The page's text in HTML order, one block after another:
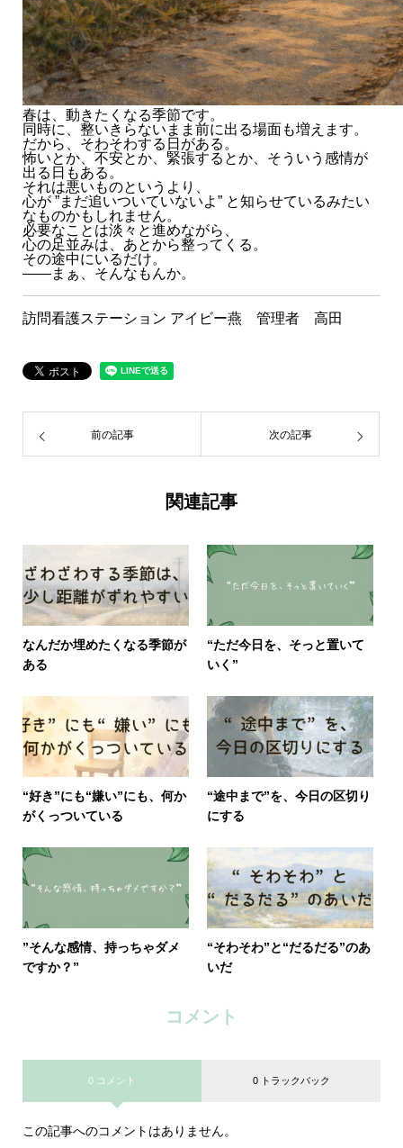
春は、動きたくなる季節です。
同時に、整いきらないまま前に出る場面も増えます。
だから、そわそわする日がある。
怖いとか、不安とか、緊張するとか、そういう感情が
出る日もある。
それは悪いものというより、
心が ”まだ追いついていないよ” と知らせているみたい
なものかもしれません。
必要なことは淡々と進めながら、
心の足並みは、あとから整ってくる。
その途中にいるだけ。
——まぁ、そんなもんか。
訪問看護ステーション アイビー燕 管理者 高田
前の記事 次の記事
関連記事
なんだか埋めたくなる季節が
ある
“ただ今日を、そっと置いて
いく”
“好き”にも“嫌い”にも、何か
がくっついている
“途中まで”を、今日の区切り
にする
”そんな感情、持っちゃダメ
ですか？”
“そわそわ”と“だるだる”のあ
いだ
コメント
0 コメント 0 トラックバック
この記事へのコメントはありません。